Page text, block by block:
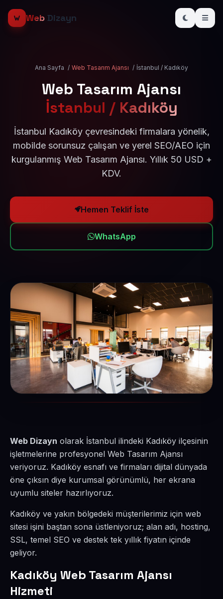
Web Dizayn
Ana Sayfa / Web Tasarım Ajansı / İstanbul / Kadıköy
Web Tasarım Ajansı
İstanbul / Kadıköy
İstanbul Kadıköy çevresindeki firmalara yönelik,
mobilde sorunsuz çalışan ve yerel SEO/AEO için
kurgulanmış Web Tasarım Ajansı. Yıllık 50 USD +
KDV.
Hemen Teklif İste
WhatsApp
Web Dizayn olarak İstanbul ilindeki Kadıköy ilçesinin
işletmelerine profesyonel Web Tasarım Ajansı
veriyoruz. Kadıköy esnafı ve firmaları dijital dünyada
öne çıksın diye kurumsal görünümlü, her ekrana
uyumlu siteler hazırlıyoruz.
Kadıköy ve yakın bölgedeki müşterilerimiz için web
sitesi işini baştan sona üstleniyoruz; alan adı, hosting,
SSL, temel SEO ve destek tek yıllık fiyatın içinde
geliyor.
Kadıköy Web Tasarım Ajansı
Hizmeti